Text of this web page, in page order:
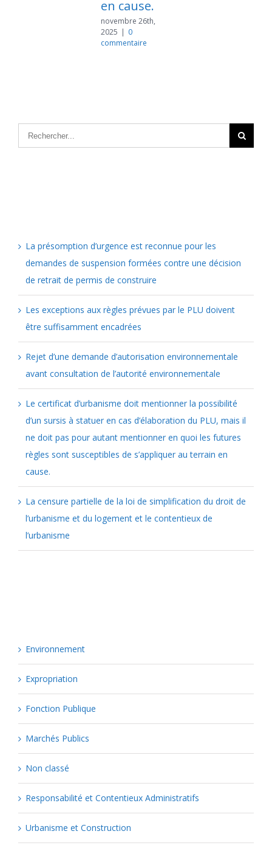
en cause.
novembre 26th,
2025 | 0
commentaire
La présomption d’urgence est reconnue pour les
demandes de suspension formées contre une décision
de retrait de permis de construire
Les exceptions aux règles prévues par le PLU doivent
être suffisamment encadrées
Rejet d’une demande d’autorisation environnementale
avant consultation de l’autorité environnementale
Le certificat d’urbanisme doit mentionner la possibilité
d’un sursis à statuer en cas d’élaboration du PLU, mais il
ne doit pas pour autant mentionner en quoi les futures
règles sont susceptibles de s’appliquer au terrain en
cause.
La censure partielle de la loi de simplification du droit de
l’urbanisme et du logement et le contentieux de
l’urbanisme
Environnement
Expropriation
Fonction Publique
Marchés Publics
Non classé
Responsabilité et Contentieux Administratifs
Urbanisme et Construction